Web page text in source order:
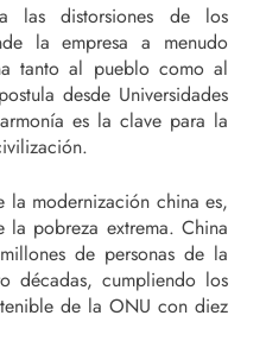
las distorsiones de los
la empresa a menudo
tanto al pueblo como al
desde Universidades
es la clave para la
la modernización china es,
pobreza extrema. China
de personas de la
décadas, cumpliendo los
de la ONU con diez